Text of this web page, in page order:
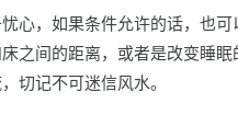
心，如果条件允许的话，也
之间的距离，或者是改变睡
切记不可迷信风水。